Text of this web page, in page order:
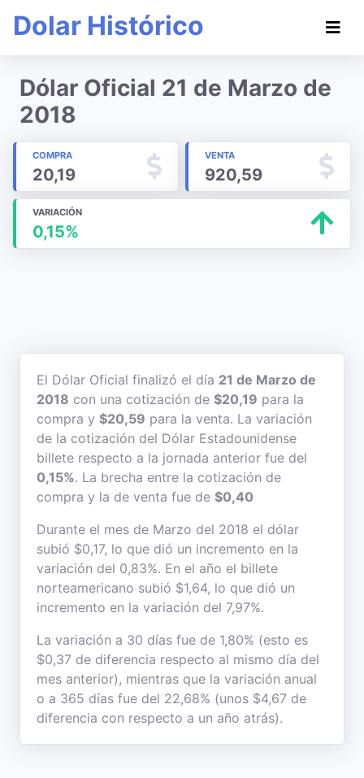
Dolar Histórico
Dólar Oficial 21 de Marzo de
2018
COMPRA
20,19
VENTA
920,59
VARIACIÓN
0,15%
El Dólar Oficial finalizó el día 21 de Marzo de
2018 con una cotización de $20,19 para la
compra y $20,59 para la venta. La variación
de la cotización del Dólar Estadounidense
billete respecto a la jornada anterior fue del
0,15%. La brecha entre la cotización de
compra y la de venta fue de $0,40
Durante el mes de Marzo del 2018 el dólar
subió $0,17, lo que dió un incremento en la
variación del 0,83%. En el año el billete
norteamericano subió $1,64, lo que dió un
incremento en la variación del 7,97%.
La variación a 30 días fue de 1,80% (esto es
$0,37 de diferencia respecto al mismo día del
mes anterior), mientras que la variación anual
o a 365 días fue del 22,68% (unos $4,67 de
diferencia con respecto a un año atrás).